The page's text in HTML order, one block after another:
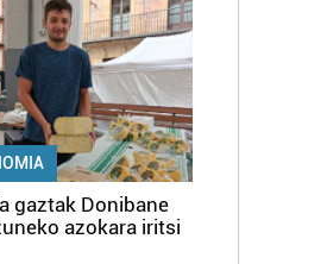
gaztak Donibane
azokara iritsi